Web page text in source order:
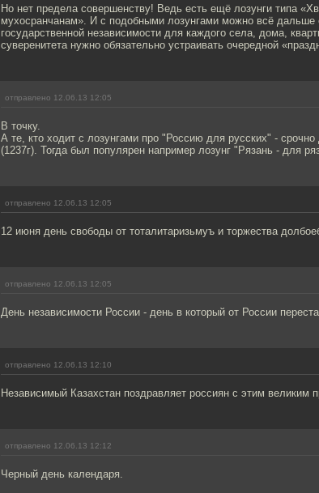
Но нет предела совершенству! Ведь есть ещё лозунги типа
мухосранчанам». И с подобными лозунгами можно всё дальше
государственной независимости для каждого села, дома,
суверенитета нужно обязательно устраивать очередной
отправлено 12.06.13 12:05
В точку.
А те, кто ходит с лозунгами про "Россию для русских" -
(1237г). Тогда был популярен например лозунг "Рязань - для
отправлено 12.06.13 12:05
12 июня день свободы от тоталитаризьмуъ и торжества
отправлено 12.06.13 12:05
День независимости России - день в который от России
отправлено 12.06.13 12:10
Независимый Казахстан поздравляет россиян с этим великим
отправлено 12.06.13 12:12
Черный день календаря.